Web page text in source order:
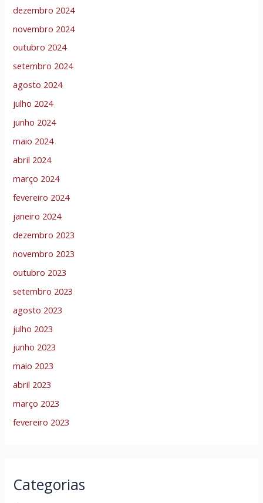
dezembro 2024
novembro 2024
outubro 2024
setembro 2024
agosto 2024
julho 2024
junho 2024
maio 2024
abril 2024
março 2024
fevereiro 2024
janeiro 2024
dezembro 2023
novembro 2023
outubro 2023
setembro 2023
agosto 2023
julho 2023
junho 2023
maio 2023
abril 2023
março 2023
fevereiro 2023
Categorias